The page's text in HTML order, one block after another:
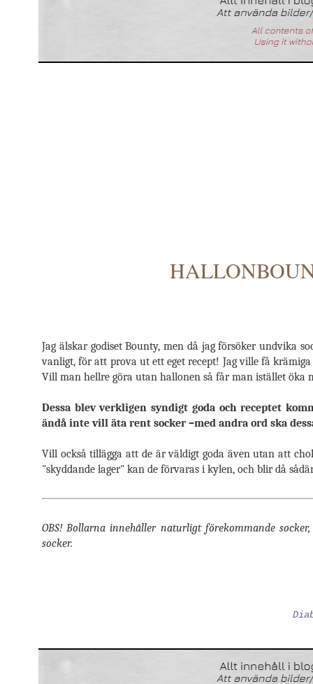
Jag älskar godiset Bounty, men då jag försöker undvika
vanligt, för att prova ut ett eget recept! Jag ville få
Vill man hellre göra utan hallonen så får man istället öka
Dessa blev verkligen syndigt goda och receptet
ändå inte vill äta rent socker –med andra ord ska
Vill också tillägga att de är väldigt goda även utan att
"skyddande lager" kan de förvaras i kylen, och blir då
OBS! Bollarna innehåller naturligt förekommande
socker.